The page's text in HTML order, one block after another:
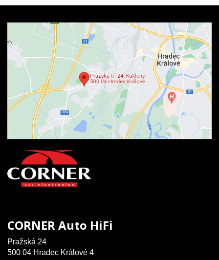
CORNER Auto HiFi
Pražská 24
500 04 Hradec Králové 4